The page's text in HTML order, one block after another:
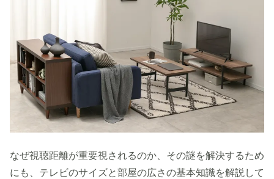
なぜ視聴距離が重要視されるのか、その謎を解決するため
にも、テレビのサイズと部屋の広さの基本知識を解説して